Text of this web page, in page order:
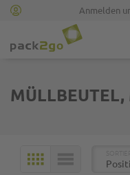
Anmelden
MÜLLBEUTEL,
KACHELN